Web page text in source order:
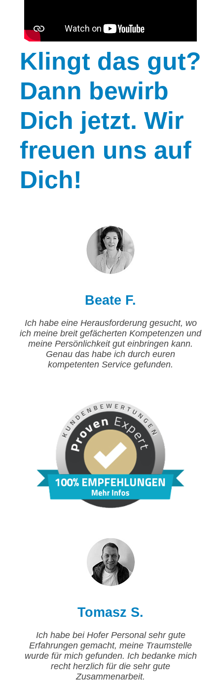
Klingt das gut?
Dann bewirb
Dich jetzt. Wir
freuen uns auf
Dich!
Beate F.
Ich habe eine Herausforderung gesucht, wo
ich meine breit gefächerten Kompetenzen und
meine Persönlichkeit gut einbringen kann.
Genau das habe ich durch euren
kompetenten Service gefunden.
Tomasz S.
Ich habe bei Hofer Personal sehr gute
Erfahrungen gemacht, meine Traumstelle
wurde für mich gefunden. Ich bedanke mich
recht herzlich für die sehr gute
Zusammenarbeit.